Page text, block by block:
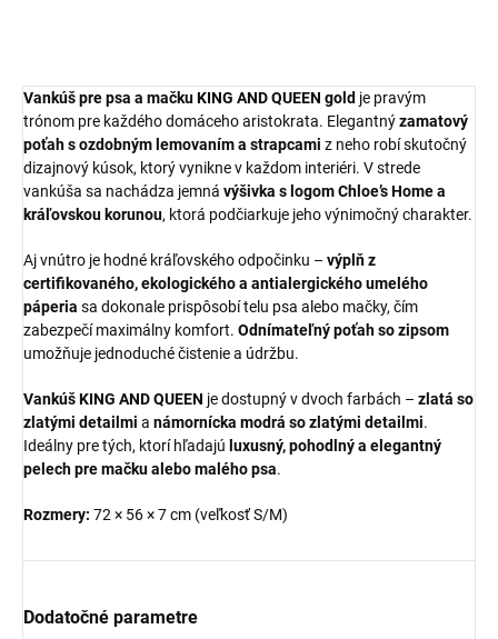
Vankúš pre psa a mačku KING AND QUEEN gold je pravým
trónom pre každého domáceho aristokrata. Elegantnýzamatový
poťah s ozdobným lemovaním a strapcami z neho robí skutočný
dizajnový kúsok, ktorý vynikne v každom interiéri. V strede
vankúša sa nachádza jemná výšivka s logom Chloe’s Home a
kráľovskou korunou, ktorá podčiarkuje jeho výnimočný charakter.
Aj vnútro je hodné kráľovského odpočinku – výplň z
certifikovaného, ekologického a antialergického umelého
páperia sa dokonale prispôsobí telu psa alebo mačky, čím
zabezpečí maximálny komfort. Odnímateľný poťah so zipsom
umožňuje jednoduché čistenie a údržbu.
Vankúš KING AND QUEEN je dostupný v dvoch farbách – zlatá so
zlatými detailmi a námornícka modrá so zlatými detailmi.
Ideálny pre tých, ktorí hľadajú luxusný, pohodlný a elegantný
pelech pre mačku alebo malého psa.
Rozmery: 72 × 56 × 7 cm (veľkosť S/M)
Dodatočné parametre